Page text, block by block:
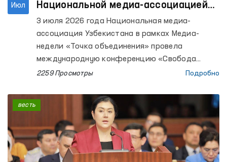
Июл
Национальной медиа-ассоциацией
Узбекистана подписан Меморандум
о сотрудничестве
3 июля 2026 года Национальная медиа-
ассоциация Узбекистана в рамках Медиа-
недели «Точка объединения» провела
международную конференцию «Свобода
слова и надежные медиа».
2259 Просмотры Подробно
весть